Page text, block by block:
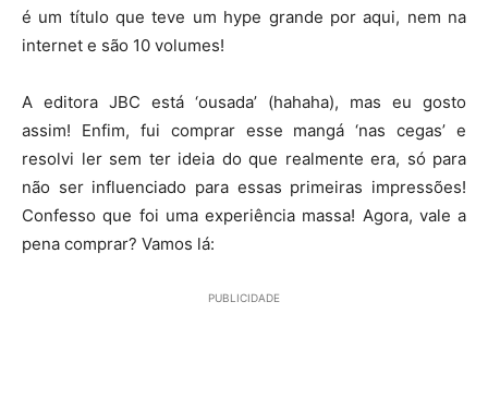
é um título que teve um hype grande por aqui, nem na
internet e são 10 volumes!
A editora JBC está ‘ousada’ (hahaha), mas eu gosto
assim! Enfim, fui comprar esse mangá ‘nas cegas’ e
resolvi ler sem ter ideia do que realmente era, só para
não ser influenciado para essas primeiras impressões!
Confesso que foi uma experiência massa! Agora, vale a
pena comprar? Vamos lá:
PUBLICIDADE